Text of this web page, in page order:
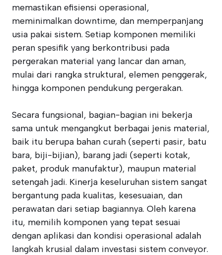
memastikan efisiensi operasional,
meminimalkan downtime, dan memperpanjang
usia pakai sistem. Setiap komponen memiliki
peran spesifik yang berkontribusi pada
pergerakan material yang lancar dan aman,
mulai dari rangka struktural, elemen penggerak,
hingga komponen pendukung pergerakan.
Secara fungsional, bagian-bagian ini bekerja
sama untuk mengangkut berbagai jenis material,
baik itu berupa bahan curah (seperti pasir, batu
bara, biji-bijian), barang jadi (seperti kotak,
paket, produk manufaktur), maupun material
setengah jadi. Kinerja keseluruhan sistem sangat
bergantung pada kualitas, kesesuaian, dan
perawatan dari setiap bagiannya. Oleh karena
itu, memilih komponen yang tepat sesuai
dengan aplikasi dan kondisi operasional adalah
langkah krusial dalam investasi sistem conveyor.